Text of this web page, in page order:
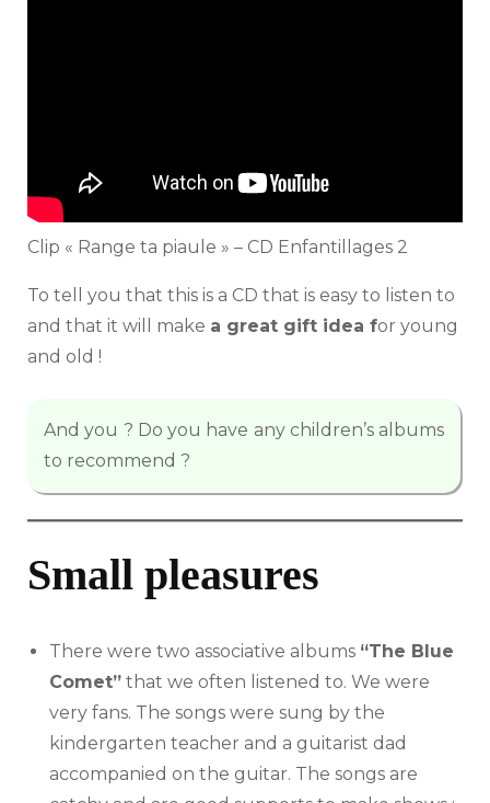
Clip « Range ta piaule » – CD Enfantillages 2
To tell you that this is a CD that is easy to listen to
and that it will make a great gift idea for young
and old !
And you ? Do you have any children’s albums
to recommend ?
Small pleasures
There were two associative albums “The Blue
Comet” that we often listened to. We were
very fans. The songs were sung by the
kindergarten teacher and a guitarist dad
accompanied on the guitar. The songs are